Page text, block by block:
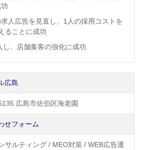
人広告を見直し、1人の採用コストを
ることに成功
し、店舗集客の強化に成功
広島
広島市佐伯区海老園
せフォーム
サルティング / MEO対策 / WEB広告運